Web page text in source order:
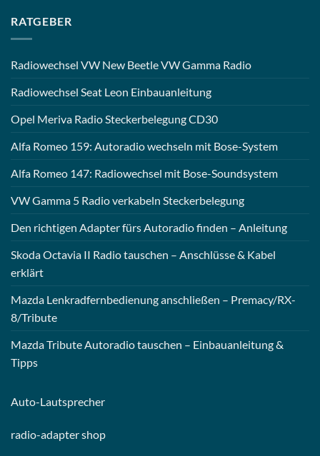
RATGEBER
Radiowechsel VW New Beetle VW Gamma Radio
Radiowechsel Seat Leon Einbauanleitung
Opel Meriva Radio Steckerbelegung CD30
Alfa Romeo 159: Autoradio wechseln mit Bose-System
Alfa Romeo 147: Radiowechsel mit Bose-Soundsystem
VW Gamma 5 Radio verkabeln Steckerbelegung
Den richtigen Adapter fürs Autoradio finden – Anleitung
Skoda Octavia II Radio tauschen – Anschlüsse & Kabel
erklärt
Mazda Lenkradfernbedienung anschließen – Premacy/RX-
8/Tribute
Mazda Tribute Autoradio tauschen – Einbauanleitung &
Tipps
Auto-Lautsprecher
radio-adapter shop